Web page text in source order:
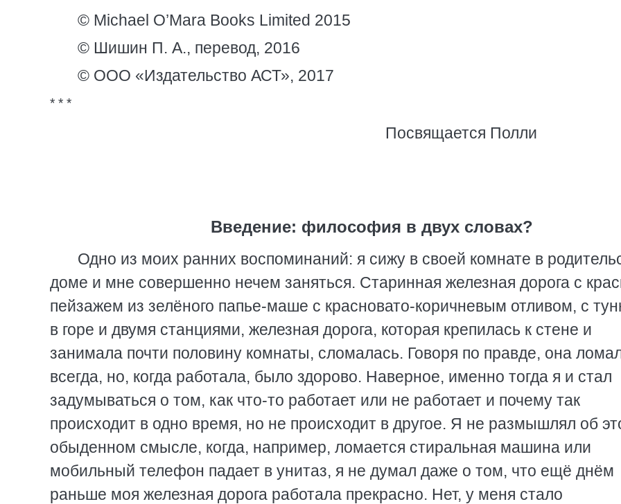
© Michael O’Mara Books Limited 2015
© Шишин П. А., перевод, 2016
© ООО «Издательство АСТ», 2017
* * *
Посвящается Полли
Введение: философия в двух словах?
Одно из моих ранних воспоминаний: я сижу в своей комнате в
доме и мне совершенно нечем заняться. Старинная железная дорога с
пейзажем из зелёного папье-маше с красновато-коричневым отливом, с
в горе и двумя станциями, железная дорога, которая крепилась к стене и
занимала почти половину комнаты, сломалась. Говоря по правде, она
всегда, но, когда работала, было здорово. Наверное, именно тогда я и стал
задумываться о том, как что-то работает или не работает и почему так
происходит в одно время, но не происходит в другое. Я не размышлял об
обыденном смысле, когда, например, ломается стиральная машина или
мобильный телефон падает в унитаз, я не думал даже о том, что ещё днём
раньше моя железная дорога работала прекрасно. Нет, у меня стало